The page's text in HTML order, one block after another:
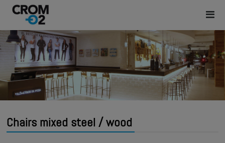
Chairs mixed steel / wood